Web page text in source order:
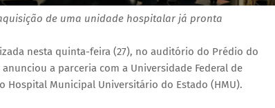
de uma unidade hospitalar já pronta
nesta quinta-feira (27), no auditório do Prédio do
a parceria com a Universidade Federal de
Municipal Universitário do Estado (HMU).